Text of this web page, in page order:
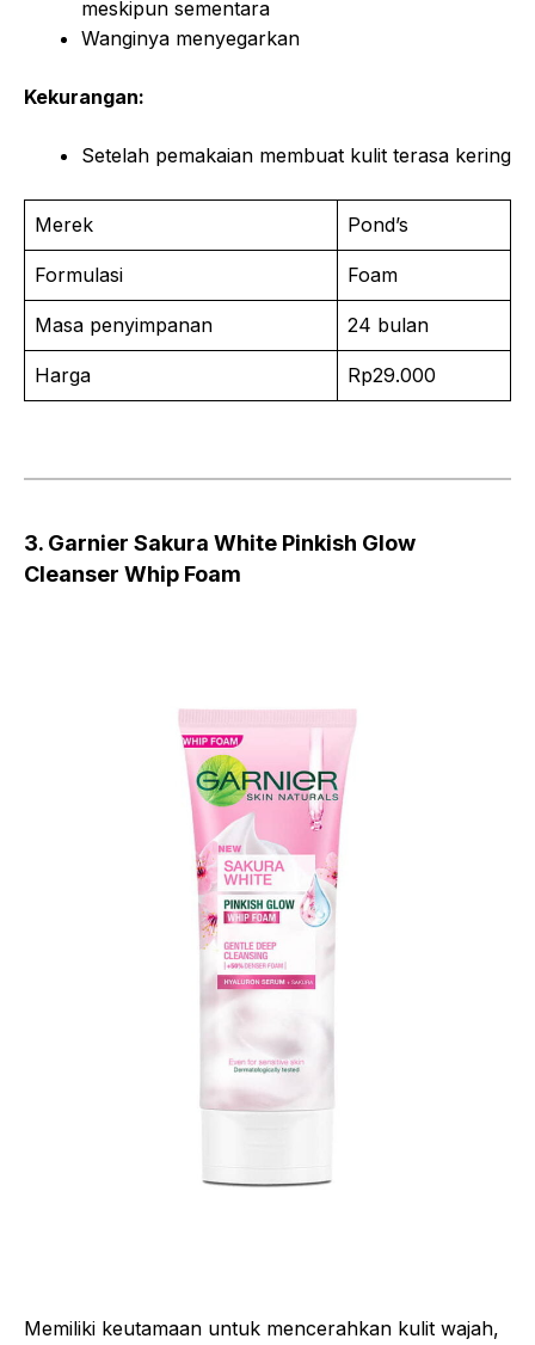
meskipun sementara
Wanginya menyegarkan
Kekurangan:
Setelah pemakaian membuat kulit terasa kering
Merek Pond’s
Formulasi Foam
Masa penyimpanan 24 bulan
Harga Rp29.000
3. Garnier Sakura White Pinkish Glow
Cleanser Whip Foam
Memiliki keutamaan untuk mencerahkan kulit wajah,